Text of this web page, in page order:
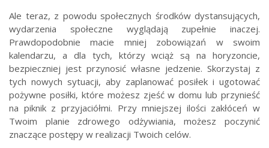
Ale teraz, z powodu społecznych środków dystansujących,
wydarzenia społeczne wyglądają zupełnie inaczej.
Prawdopodobnie macie mniej zobowiązań w swoim
kalendarzu, a dla tych, którzy wciąż są na horyzoncie,
bezpieczniej jest przynosić własne jedzenie. Skorzystaj z
tych nowych sytuacji, aby zaplanować posiłek i ugotować
pożywne posiłki, które możesz zjeść w domu lub przynieść
na piknik z przyjaciółmi. Przy mniejszej ilości zakłóceń w
Twoim planie zdrowego odżywiania, możesz poczynić
znaczące postępy w realizacji Twoich celów.